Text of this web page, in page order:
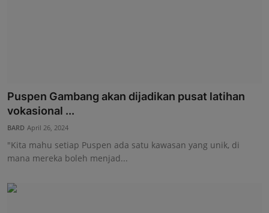
Puspen Gambang akan dijadikan pusat latihan
vokasional ...
BARD April 26, 2024
"Kita mahu setiap Puspen ada satu kawasan yang unik, di
mana mereka boleh menjad...